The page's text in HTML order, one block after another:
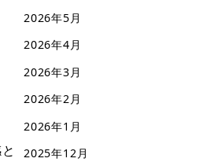
2026年5月
2026年4月
2026年3月
2026年2月
2026年1月
2025年12月